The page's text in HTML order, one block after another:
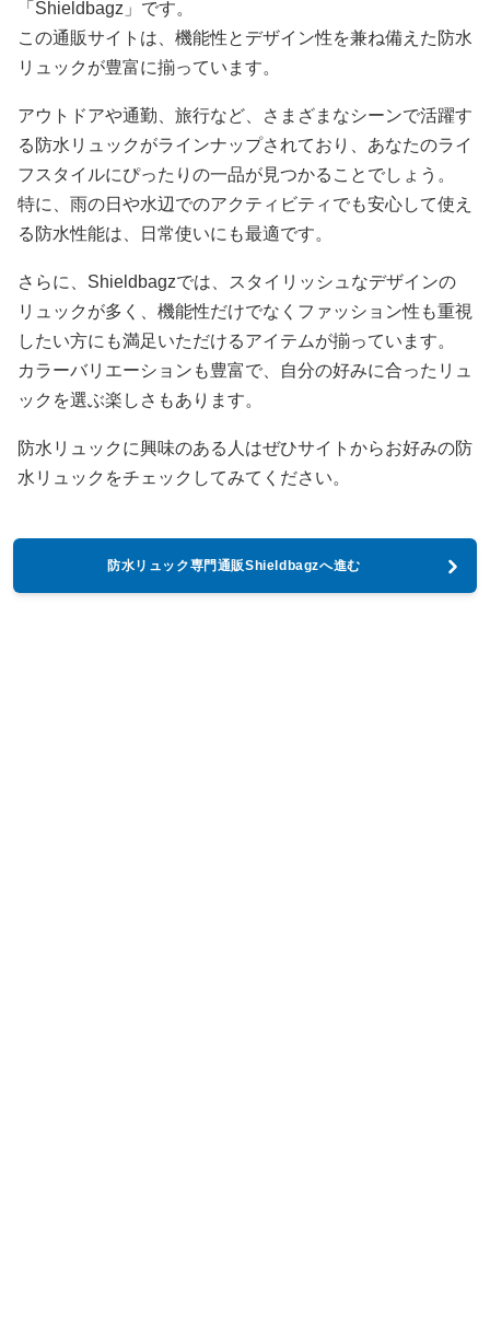
「Shieldbagz」です。
この通販サイトは、機能性とデザイン性を兼ね備えた防水
リュックが豊富に揃っています。
アウトドアや通勤、旅行など、さまざまなシーンで活躍す
る防水リュックがラインナップされており、あなたのライ
フスタイルにぴったりの一品が見つかることでしょう。
特に、雨の日や水辺でのアクティビティでも安心して使え
る防水性能は、日常使いにも最適です。
さらに、Shieldbagzでは、スタイリッシュなデザインの
リュックが多く、機能性だけでなくファッション性も重視
したい方にも満足いただけるアイテムが揃っています。
カラーバリエーションも豊富で、自分の好みに合ったリュ
ックを選ぶ楽しさもあります。
防水リュックに興味のある人はぜひサイトからお好みの防
水リュックをチェックしてみてください。
防水リュック専門通販Shieldbagzへ進む